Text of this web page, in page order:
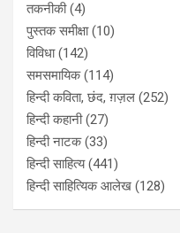
तकनीकी(4)
पुस्‍तक समीक्षा(10)
विविधा(142)
समसमायिक(114)
हिन्दी कविता, छंद, ग़ज़ल (252)
हिन्दी कहानी(27)
हिन्‍दी नाटक(33)
हिन्दी साहित्य(441)
हिन्दी साहित्यिक आलेख (128)